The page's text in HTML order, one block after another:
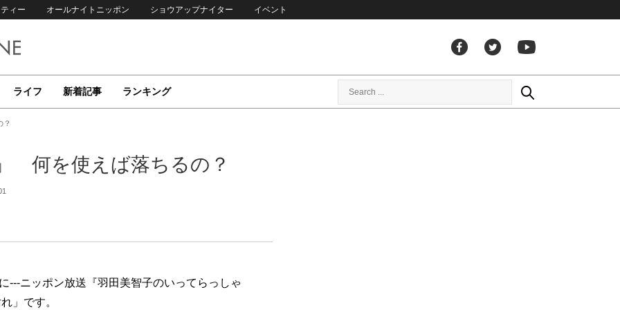
ィー オールナイトニッポン ショウアップナイター イベント
ライフ 新着記事 ランキング
？
何を使えば落ちるの？
---ニッポン放送『羽田美智子のいってらっしゃ
」です。